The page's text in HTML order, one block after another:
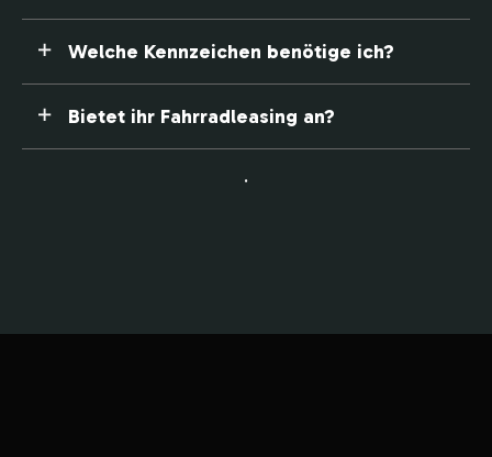
Welche Kennzeichen benötige ich?
Bietet ihr Fahrradleasing an?
.